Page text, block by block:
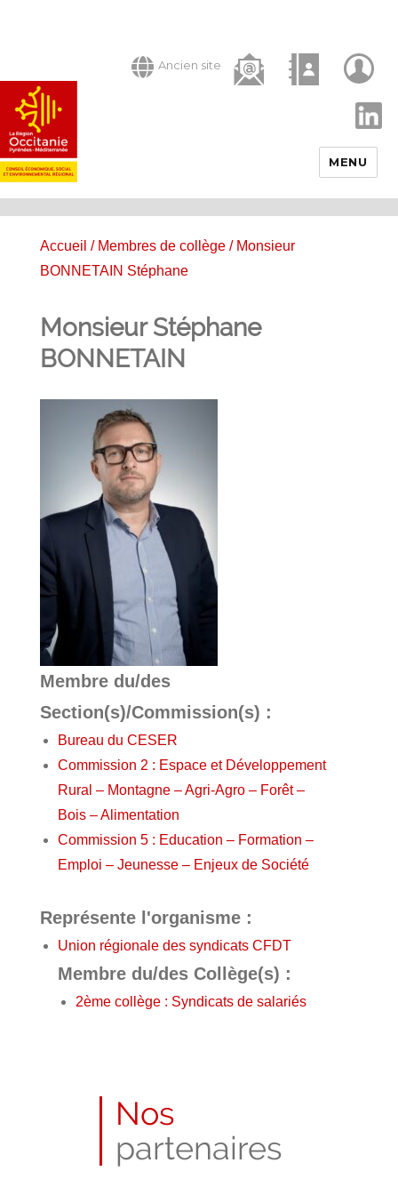
Ancien site
MENU
Accueil / Membres de collège/ Monsieur
BONNETAIN Stéphane
Monsieur Stéphane
BONNETAIN
Membre du/des
Section(s)/Commission(s) :
Bureau du CESER
Commission 2 : Espace et Développement
Rural – Montagne – Agri-Agro – Forêt –
Bois – Alimentation
Commission 5 : Education – Formation –
Emploi – Jeunesse – Enjeux de Société
Représente l'organisme :
Union régionale des syndicats CFDT
Membre du/des Collège(s) :
2ème collège : Syndicats de salariés
Nos
partenaires